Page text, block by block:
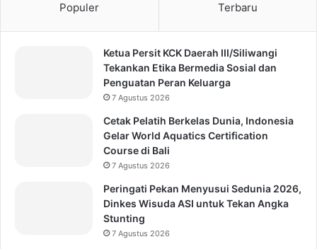
Populer Terbaru
Ketua Persit KCK Daerah III/Siliwangi
Tekankan Etika Bermedia Sosial dan
Penguatan Peran Keluarga
7 Agustus 2026
Cetak Pelatih Berkelas Dunia, Indonesia
Gelar World Aquatics Certification
Course di Bali
7 Agustus 2026
Peringati Pekan Menyusui Sedunia 2026,
Dinkes Wisuda ASI untuk Tekan Angka
Stunting
7 Agustus 2026